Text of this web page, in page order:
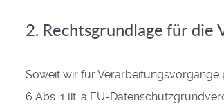
2. Rechtsgrundlage für die
Soweit wir für Verarbeitungsvorgänge
6 Abs. 1 lit. a EU-